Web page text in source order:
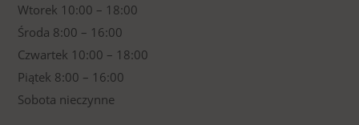
Wtorek 10:00 – 18:00
Środa 8:00 – 16:00
Czwartek 10:00 – 18:00
Piątek 8:00 – 16:00
Sobota nieczynne